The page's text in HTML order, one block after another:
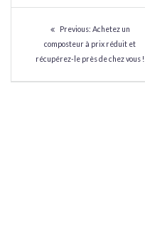
NAVIGATION
DE
L’ARTICLE
Previous: Previous
post:
Achetez un
composteur à prix réduit et
récupérez-le près de chez vous !